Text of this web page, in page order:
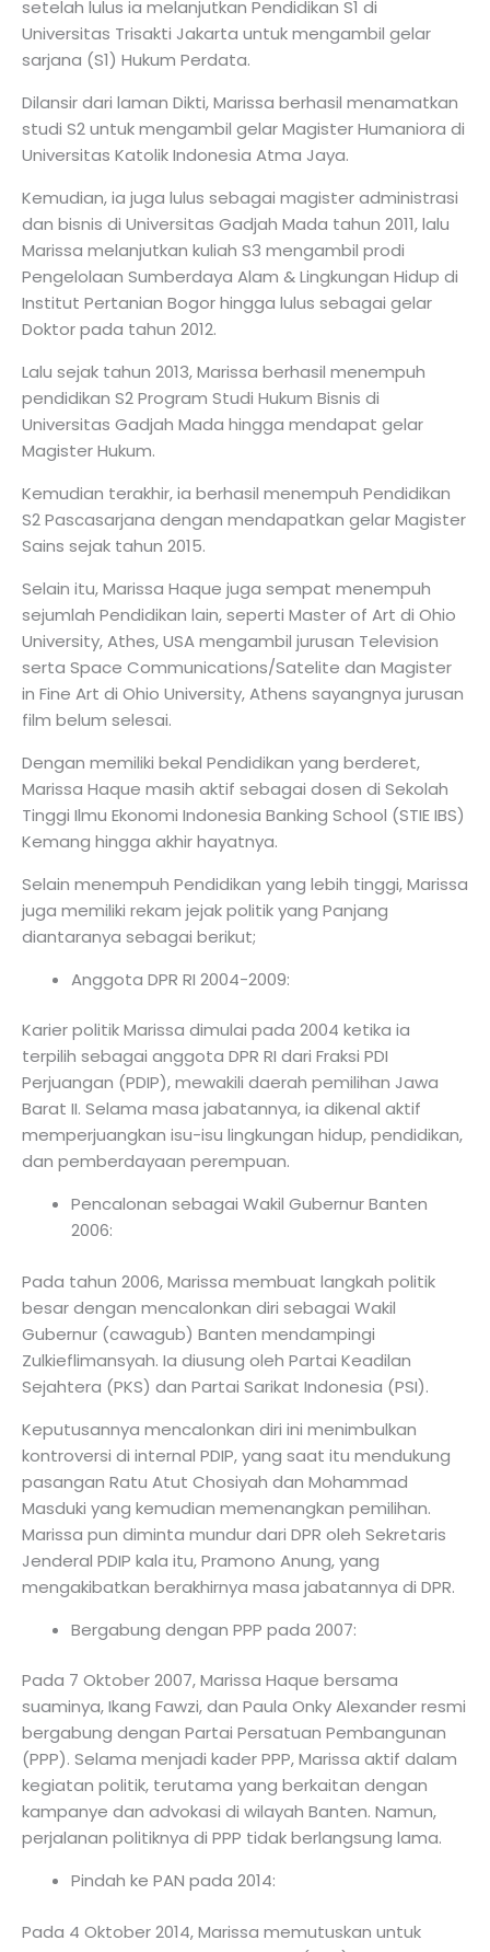
setelah lulus ia melanjutkan Pendidikan S1 di
Universitas Trisakti Jakarta untuk mengambil gelar
sarjana (S1) Hukum Perdata.
Dilansir dari laman Dikti, Marissa berhasil menamatkan
studi S2 untuk mengambil gelar Magister Humaniora di
Universitas Katolik Indonesia Atma Jaya.
Kemudian, ia juga lulus sebagai magister administrasi
dan bisnis di Universitas Gadjah Mada tahun 2011, lalu
Marissa melanjutkan kuliah S3 mengambil prodi
Pengelolaan Sumberdaya Alam & Lingkungan Hidup di
Institut Pertanian Bogor hingga lulus sebagai gelar
Doktor pada tahun 2012.
Lalu sejak tahun 2013, Marissa berhasil menempuh
pendidikan S2 Program Studi Hukum Bisnis di
Universitas Gadjah Mada hingga mendapat gelar
Magister Hukum.
Kemudian terakhir, ia berhasil menempuh Pendidikan
S2 Pascasarjana dengan mendapatkan gelar Magister
Sains sejak tahun 2015.
Selain itu, Marissa Haque juga sempat menempuh
sejumlah Pendidikan lain, seperti Master of Art di Ohio
University, Athes, USA mengambil jurusan Television
serta Space Communications/Satelite dan Magister
in Fine Art di Ohio University, Athens sayangnya jurusan
film belum selesai.
Dengan memiliki bekal Pendidikan yang berderet,
Marissa Haque masih aktif sebagai dosen di Sekolah
Tinggi Ilmu Ekonomi Indonesia Banking School (STIE IBS)
Kemang hingga akhir hayatnya.
Selain menempuh Pendidikan yang lebih tinggi, Marissa
juga memiliki rekam jejak politik yang Panjang
diantaranya sebagai berikut;
Anggota DPR RI 2004-2009:
Karier politik Marissa dimulai pada 2004 ketika ia
terpilih sebagai anggota DPR RI dari Fraksi PDI
Perjuangan (PDIP), mewakili daerah pemilihan Jawa
Barat II. Selama masa jabatannya, ia dikenal aktif
memperjuangkan isu-isu lingkungan hidup, pendidikan,
dan pemberdayaan perempuan.
Pencalonan sebagai Wakil Gubernur Banten
2006:
Pada tahun 2006, Marissa membuat langkah politik
besar dengan mencalonkan diri sebagai Wakil
Gubernur (cawagub) Banten mendampingi
Zulkieflimansyah. Ia diusung oleh Partai Keadilan
Sejahtera (PKS) dan Partai Sarikat Indonesia (PSI).
Keputusannya mencalonkan diri ini menimbulkan
kontroversi di internal PDIP, yang saat itu mendukung
pasangan Ratu Atut Chosiyah dan Mohammad
Masduki yang kemudian memenangkan pemilihan.
Marissa pun diminta mundur dari DPR oleh Sekretaris
Jenderal PDIP kala itu, Pramono Anung, yang
mengakibatkan berakhirnya masa jabatannya di DPR.
Bergabung dengan PPP pada 2007:
Pada 7 Oktober 2007, Marissa Haque bersama
suaminya, Ikang Fawzi, dan Paula Onky Alexander resmi
bergabung dengan Partai Persatuan Pembangunan
(PPP). Selama menjadi kader PPP, Marissa aktif dalam
kegiatan politik, terutama yang berkaitan dengan
kampanye dan advokasi di wilayah Banten. Namun,
perjalanan politiknya di PPP tidak berlangsung lama.
Pindah ke PAN pada 2014:
Pada 4 Oktober 2014, Marissa memutuskan untuk